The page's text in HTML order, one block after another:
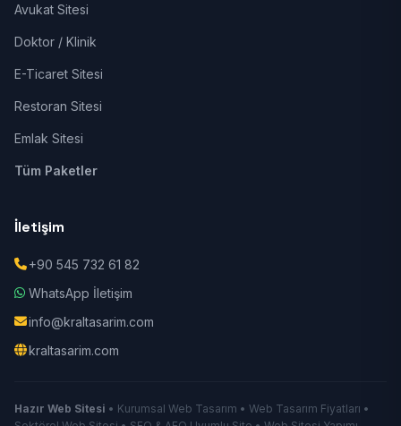
Avukat Sitesi
Doktor / Klinik
E-Ticaret Sitesi
Restoran Sitesi
Emlak Sitesi
Tüm Paketler
İletişim
+90 545 732 61 82
WhatsApp İletişim
info@kraltasarim.com
kraltasarim.com
Hazır Web Sitesi • Kurumsal Web Tasarım • Web Tasarım Fiyatları •